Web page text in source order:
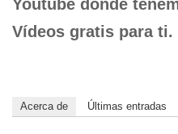
Youtube donde
Vídeos gratis para ti.
Acerca de Últimas entradas